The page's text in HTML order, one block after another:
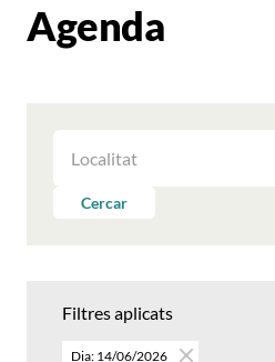
Agenda
LES
PERCercar
Filtres aplicats
Dia: 14/06/2026